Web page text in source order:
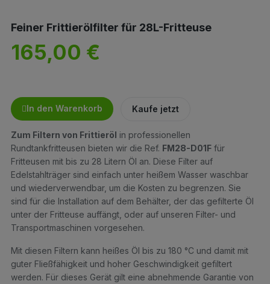
Feiner Frittierölfilter für 28L-Fritteuse
165,00 €
In den Warenkorb Kaufe jetzt
Zum Filtern von Frittieröl in professionellen
Rundtankfritteusen bieten wir die Ref. FM28-D01F für
Fritteusen mit bis zu 28 Litern Öl an. Diese Filter auf
Edelstahlträger sind einfach unter heißem Wasser waschbar
und wiederverwendbar, um die Kosten zu begrenzen. Sie
sind für die Installation auf dem Behälter, der das gefilterte Öl
unter der Fritteuse auffängt, oder auf unseren Filter- und
Transportmaschinen vorgesehen.
Mit diesen Filtern kann heißes Öl bis zu 180 °C und damit mit
guter Fließfähigkeit und hoher Geschwindigkeit gefiltert
werden. Für dieses Gerät gilt eine abnehmende Garantie von